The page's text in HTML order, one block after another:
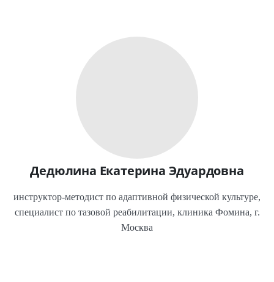
Дедюлина Екатерина Эдуардовна
инструктор-методист по адаптивной физической культуре,
специалист по тазовой реабилитации, клиника Фомина, г.
Москва